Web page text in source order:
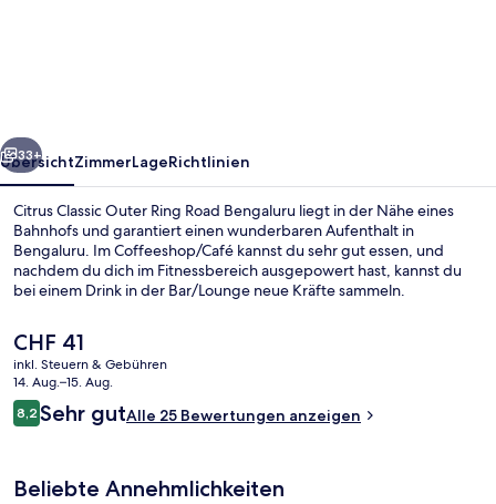
Weiter
33+
ÜbersichtZimmerLageRichtlinien
Citrus Classic Outer Ring Road Bengaluru liegt in der Nähe eines
Bahnhofs und garantiert einen wunderbaren Aufenthalt in
Bengaluru. Im Coffeeshop/Café kannst du sehr gut essen, und
nachdem du dich im Fitnessbereich ausgepowert hast, kannst du
bei einem Drink in der Bar/Lounge neue Kräfte sammeln.
Der
aktuelle
Preis
beträgt
CHF 41.
CHF 41
inkl. Steuern & Gebühren
14. Aug.–15. Aug.
Bewertungen
8,28,2 von 10.
Sehr gutAlle 25 Bewertungen anzeigen
Beliebte Annehmlichkeiten